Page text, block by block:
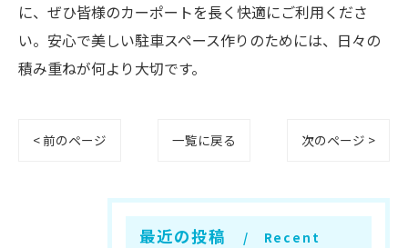
に、ぜひ皆様のカーポートを長く快適にご利用くださ
い。安心で美しい駐車スペース作りのためには、日々の
積み重ねが何より大切です。
< 前のページ 一覧に戻る 次のページ >
最近の投稿
Recent